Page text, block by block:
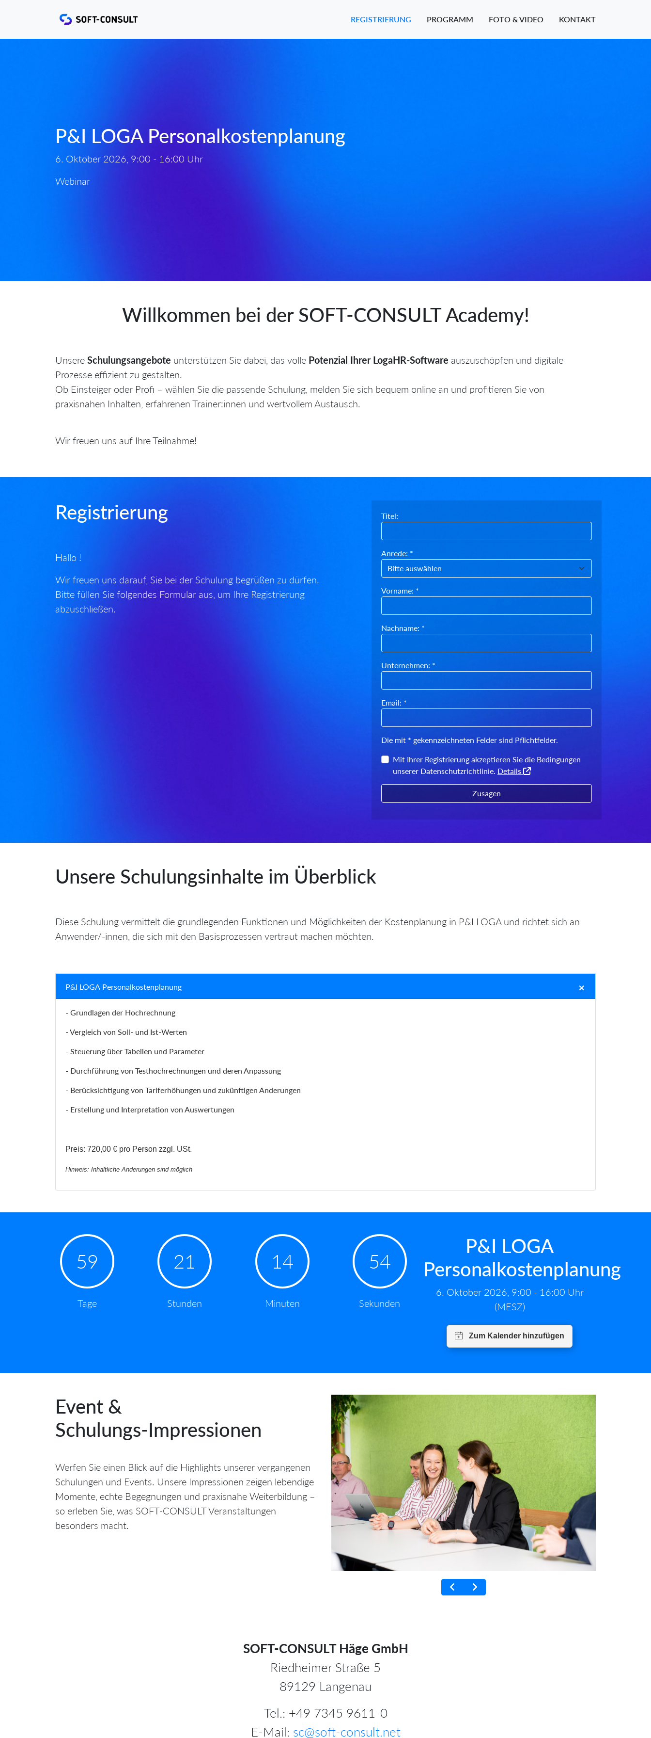
REGISTRIERUNG PROGRAMM FOTO & VIDEO KONTAKT
P&I LOGA Personalkostenplanung
6. Oktober 2026, 9:00 - 16:00 Uhr
Webinar
Willkommen bei der SOFT-CONSULT Academy!
Unsere Schulungsangebote unterstützen Sie dabei, das volle Potenzial Ihrer LogaHR-Software auszuschöpfen und digitale
Prozesse effizient zu gestalten.
Ob Einsteiger oder Profi – wählen Sie die passende Schulung, melden Sie sich bequem online an und profitieren Sie von
praxisnahen Inhalten, erfahrenen Trainer:innen und wertvollem Austausch.
Wir freuen uns auf Ihre Teilnahme!
Registrierung
Hallo !
Wir freuen uns darauf, Sie bei der Schulung begrüßen zu dürfen.
Bitte füllen Sie folgendes Formular aus, um Ihre Registrierung
abzuschließen.
Titel:
Anrede: *
Vorname: *
Nachname: *
Unternehmen: *
Email: *
Die mit * gekennzeichneten Felder sind Pflichtfelder.
Mit Ihrer Registrierung akzeptieren Sie die Bedingungen
unserer Datenschutzrichtlinie. Details
Zusagen
Unsere Schulungsinhalte im Überblick
Diese Schulung vermittelt die grundlegenden Funktionen und Möglichkeiten der Kostenplanung in P&I LOGA und richtet sich an
Anwender/-innen, die sich mit den Basisprozessen vertraut machen möchten.
P&I LOGA Personalkostenplanung
- Grundlagen der Hochrechnung
- Vergleich von Soll- und Ist-Werten
- Steuerung über Tabellen und Parameter
- Durchführung von Testhochrechnungen und deren Anpassung
- Berücksichtigung von Tariferhöhungen und zukünftigen Änderungen
- Erstellung und Interpretation von Auswertungen
Preis: 720,00 € pro Person zzgl. USt.
Hinweis: Inhaltliche Änderungen sind möglich
59
Tage
21
Stunden
14
Minuten
53
Sekunden
P&I LOGA
Personalkostenplanung
6. Oktober 2026, 9:00 - 16:00 Uhr
(MESZ)
Event &
Schulungs‑Impressionen
Werfen Sie einen Blick auf die Highlights unserer vergangenen
Schulungen und Events. Unsere Impressionen zeigen lebendige
Momente, echte Begegnungen und praxisnahe Weiterbildung –
so erleben Sie, was SOFT‑CONSULT Veranstaltungen
besonders macht.
Previous
Next
SOFT-CONSULT Häge GmbH
Riedheimer Straße 5
89129 Langenau
Tel.: +49 7345 9611-0
E-Mail: sc@soft-consult.net